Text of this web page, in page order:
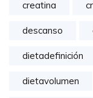
creatina
descanso
dietadefinición
dietavolumen